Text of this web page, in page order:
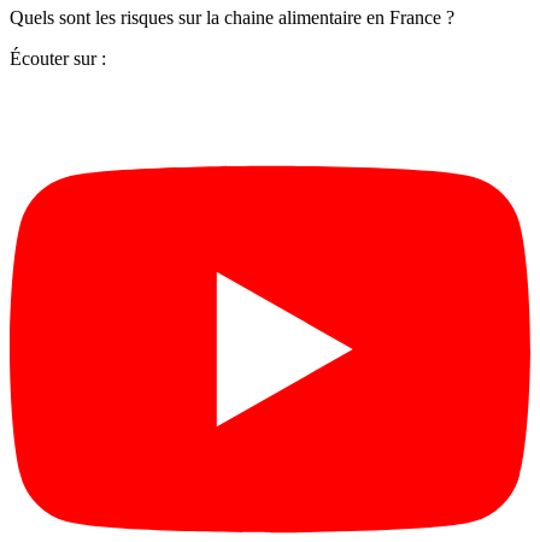
Quels sont les risques sur la chaine alimentaire en France ?
Écouter sur :